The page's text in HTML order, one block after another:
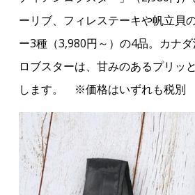
ーリブ、フィレステーキや帆立貝
ー3種（3,980円～）の4品。カナ
ロブスターは、甘みのあるプリッ
します。 ※価格はいずれも税別